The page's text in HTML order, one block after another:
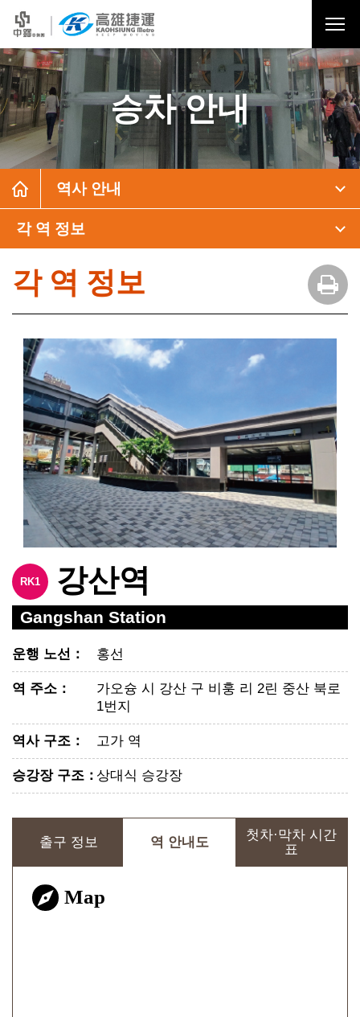
승차 안내
역사 안내
각 역 정보
각 역 정보
RK1 강산역
Gangshan Station
운행 노선 ： 홍선
역 주소 ：
가오슝 시 강산 구 비훙 리 2린 중산 북로
1번지
역사 구조 ： 고가 역
승강장 구조 ：상대식 승강장
출구 정보 역 안내도
첫차·막차 시간
표
Map